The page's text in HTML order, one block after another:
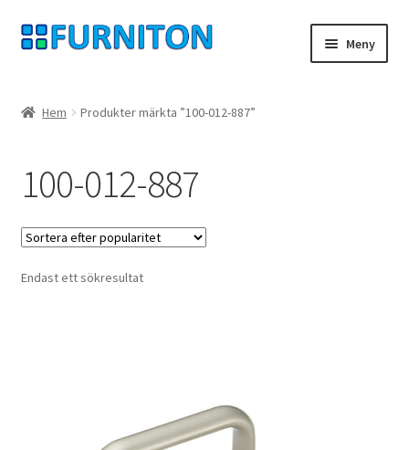
Hoppa
till
Hoppa
till
Meny
Integritet
ångerrätt
Kontakt
Hem Produkter märkta ”100-012-887”
100-012-887
Endast ett sökresultat